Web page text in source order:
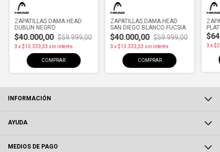
ZAPATILLAS DAMA HEAD
DUBLIN NEGRO
$40.000,00 $59.999,00
3x$13.333,33 sin interés
COMPRAR
ZAPATILLAS DAMA HEAD
SAN DIEGO BLANCO FUCSIA
$40.000,00 $59.999,00
3 x$13.333,33 sin interés
COMPRAR
3x
INFORMACIÓN
AYUDA
MEDIOS DE PAGO